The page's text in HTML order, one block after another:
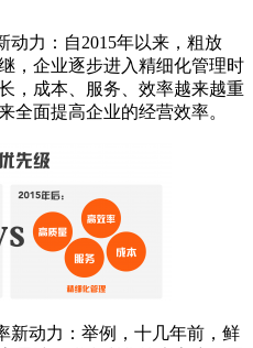
动力：自2015年以来，粗放
，企业逐步进入精细化管理时
，成本、服务、效率越来越重
全面提高企业的经营效率。
新动力：举例，十几年前，鲜